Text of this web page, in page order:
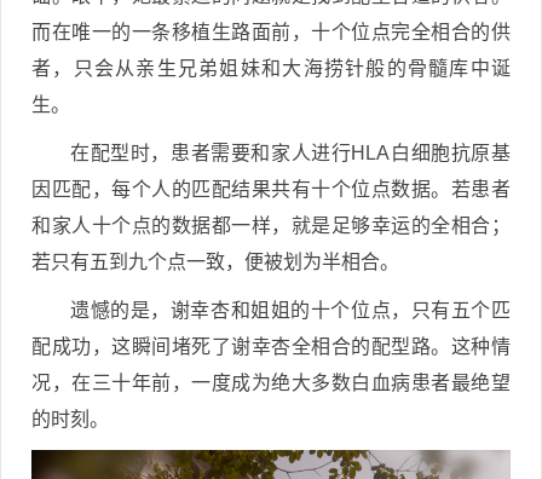
而在唯一的一条移植生路面前，十个位点完全相合的供
者，只会从亲生兄弟姐妹和大海捞针般的骨髓库中诞
生。
在配型时，患者需要和家人进行HLA白细胞抗原基
因匹配，每个人的匹配结果共有十个位点数据。若患者
和家人十个点的数据都一样，就是足够幸运的全相合；
若只有五到九个点一致，便被划为半相合。
遗憾的是，谢幸杏和姐姐的十个位点，只有五个匹
配成功，这瞬间堵死了谢幸杏全相合的配型路。这种情
况，在三十年前，一度成为绝大多数白血病患者最绝望
的时刻。